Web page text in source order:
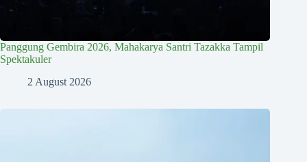
Panggung Gembira 2026, Mahakarya Santri Tazakka Tampil
Spektakuler
2 August 2026